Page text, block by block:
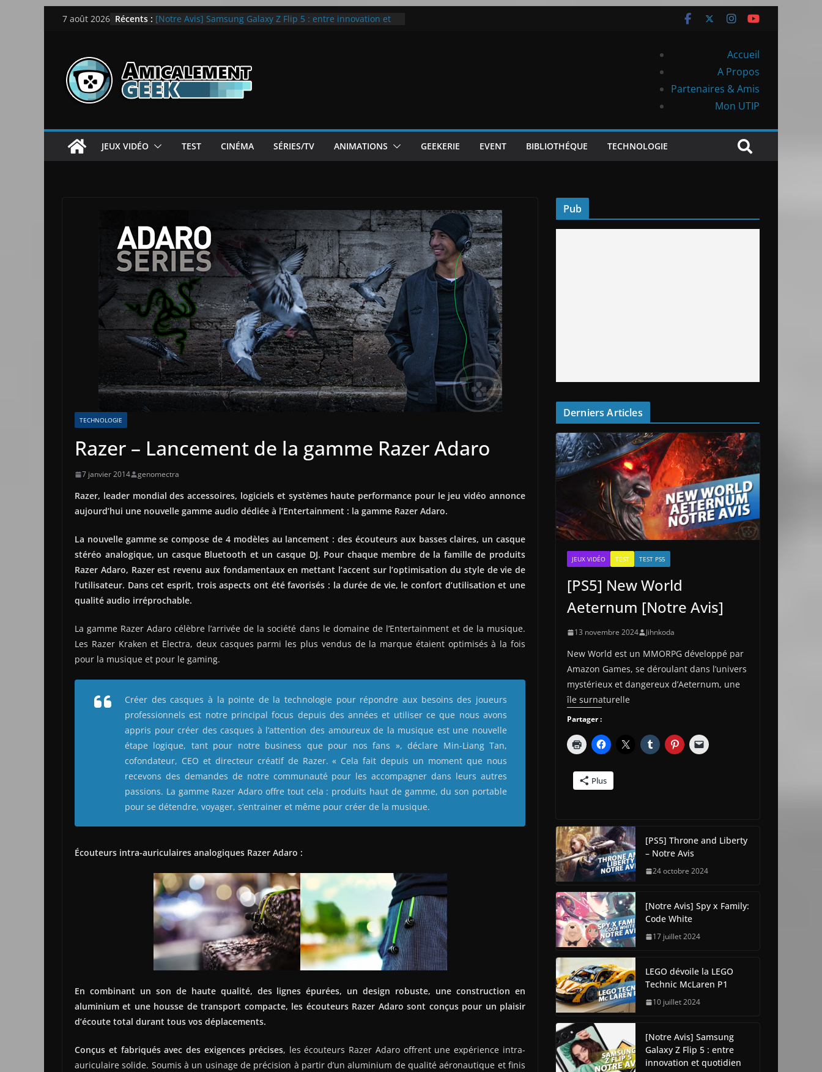
Passer7 août 2026 Récents : [Notre Avis] Samsung Galaxy Z Flip 5 : entre innovation et
[Notre Avis] Spy x Family: Code White
LEGO dévoile la LEGO Technic McLaren P1
Accueil
A Propos
Partenaires & Amis
Mon UTIP
JEUX VIDÉO TEST CINÉMA SÉRIES/TV ANIMATIONS GEEKERIE EVENT BIBLIOTHÉQUE TECHNOLOGIE
TECHNOLOGIE
Razer – Lancement de la gamme Razer Adaro
7 janvier 2014 genomectra
Razer, leader mondial des accessoires, logiciels et systèmes haute performance pour le jeu vidéo annonce
aujourd’hui une nouvelle gamme audio dédiée à l’Entertainment : la gamme Razer Adaro.
La nouvelle gamme se compose de 4 modèles au lancement : des écouteurs aux basses claires, un casque
stéréo analogique, un casque Bluetooth et un casque DJ. Pour chaque membre de la famille de produits
Razer Adaro, Razer est revenu aux fondamentaux en mettant l’accent sur l’optimisation du style de vie de
l’utilisateur. Dans cet esprit, trois aspects ont été favorisés : la durée de vie, le confort d’utilisation et une
qualité audio irréprochable.
La gamme Razer Adaro célèbre l’arrivée de la société dans le domaine de l’Entertainment et de la musique.
Les Razer Kraken et Electra, deux casques parmi les plus vendus de la marque étaient optimisés à la fois
pour la musique et pour le gaming.
Créer des casques à la pointe de la technologie pour répondre aux besoins des joueurs
professionnels est notre principal focus depuis des années et utiliser ce que nous avons
appris pour créer des casques à l’attention des amoureux de la musique est une nouvelle
étape logique, tant pour notre business que pour nos fans », déclare Min-Liang Tan,
cofondateur, CEO et directeur créatif de Razer. « Cela fait depuis un moment que nous
recevons des demandes de notre communauté pour les accompagner dans leurs autres
passions. La gamme Razer Adaro offre tout cela : produits haut de gamme, du son portable
pour se détendre, voyager, s’entrainer et même pour créer de la musique.
Écouteurs intra-auriculaires analogiques Razer Adaro :
En combinant un son de haute qualité, des lignes épurées, un design robuste, une construction en
aluminium et une housse de transport compacte, les écouteurs Razer Adaro sont conçus pour un plaisir
d’écoute total durant tous vos déplacements.
Conçus et fabriqués avec des exigences précises, les écouteurs Razer Adaro offrent une expérience intra-
auriculaire solide. Soumis à un usinage de précision à partir d’un aluminium de qualité aéronautique et finis
Pub
Derniers Articles
JEUX VIDÉO TEST TEST PS5
[PS5] New World
Aeternum [Notre Avis]
13 novembre 2024 Jihnkoda
New World est un MMORPG développé par
Amazon Games, se déroulant dans l’univers
mystérieux et dangereux d’Aeternum, une
île surnaturelle
Partager :
Plus
[PS5] Throne and Liberty
– Notre Avis
24 octobre 2024
[Notre Avis] Spy x Family:
Code White
17 juillet 2024
LEGO dévoile la LEGO
Technic McLaren P1
10 juillet 2024
[Notre Avis] Samsung
Galaxy Z Flip 5 : entre
innovation et quotidien